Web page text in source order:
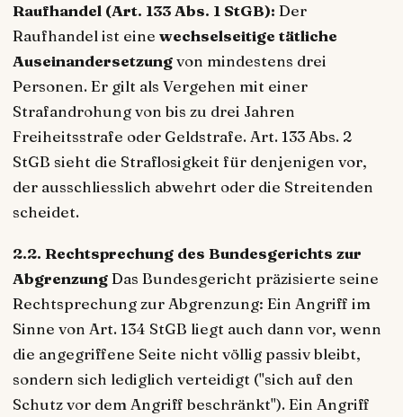
Raufhandel (Art. 133 Abs. 1 StGB): Der
Raufhandel ist eine wechselseitige tätliche
Auseinandersetzungvon mindestens drei
Personen. Er gilt als Vergehen mit einer
Strafandrohung von bis zu drei Jahren
Freiheitsstrafe oder Geldstrafe. Art. 133 Abs. 2
StGB sieht die Straflosigkeit für denjenigen vor,
der ausschliesslich abwehrt oder die Streitenden
scheidet.
2.2. Rechtsprechung des Bundesgerichts zur
AbgrenzungDas Bundesgericht präzisierte seine
Rechtsprechung zur Abgrenzung: Ein Angriff im
Sinne von Art. 134 StGB liegt auch dann vor, wenn
die angegriffene Seite nicht völlig passiv bleibt,
sondern sich lediglich verteidigt ("sich auf den
Schutz vor dem Angriff beschränkt"). Ein Angriff